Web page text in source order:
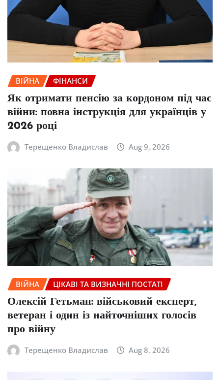
ВІЙНА ФІНАНСИ
Як отримати пенсію за кордоном під час
війни: повна інструкція для українців у
2026 році
Терещенко Владислав Aug 9, 2026
ВІЙНА ЦІКАВІ ТА ВИЗНАЧНІ ПОСТАТІ
Олексій Гетьман: військовий експерт,
ветеран і один із найточніших голосів
про війну
Терещенко Владислав Aug 8, 2026